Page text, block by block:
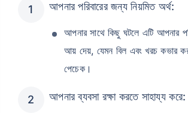
আপনার পরিবারের জন্য নিয়মিত অর্থ:
আপনার সাথে কিছু ঘটলে এটি আপনার
আয় দেয়, যেমন বিল এবং খরচ কভার
পেচেক।
আপনার ব্যবসা রক্ষা করতে সাহায্য করে: